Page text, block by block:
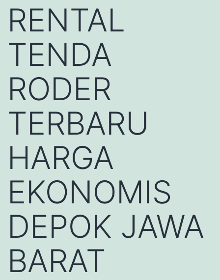
RENTAL
TENDA
RODER
TERBARU
HARGA
EKONOMIS
DEPOK JAWA
BARAT